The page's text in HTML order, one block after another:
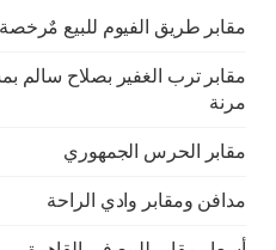
مقابر طريق الفيوم للبيع
مقابر ترب الغفير بصلاح سالم
مرنة
مقابر الحرس الجمهوري
مدافن ومقابر وادي الراحة